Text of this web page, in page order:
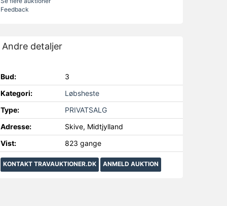
Feedback
Andre detaljer
Bud:
3
Kategori:
Løbsheste
Type:
PRIVATSALG
Adresse:
Skive, Midtjylland
Vist:
823 gange
KONTAKT TRAVAUKTIONER.DK ANMELD AUKTION